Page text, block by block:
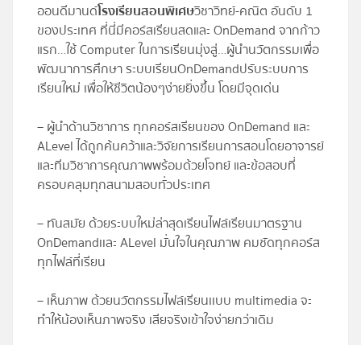
ลงทะเบียน
เข้าสู่ระบบ
ออนดีมานด์โรงเรียนสอนพิเศษวิชาวิทย์-คณิต อันดับ 1
ของประเทศ ที่นี่มีคอร์สเรียนสดและ OnDemand จากก้าว
แรก…ใช้ Computer ในการเรียนมุ่งสู่…ผู้นำนวัตกรรมเพื่อ
พัฒนาการศึกษา ระบบเรียน OnDemand ปรับระบบการ
เรียนใหม่ เพื่อให้ชีวิตน้องๆง่ายยิ่งขึ้น โดยมีจุดเด่น
– ผู้นำด้านวิชาการ ทุกคอร์สเรียนของ OnDemand และ
ALevel ได้ถูกค้นคว้าและวิจัยการเรียนการสอนโดยอาจารย์
และทีมวิชาการคุณภาพพร้อมด้วยโจทย์ และข้อสอบที่
ครอบคลุมทุกสนามสอบทั่วประเทศ
– ทันสมัย ด้วยระบบใหม่ล่าสุดเรียนไฟล์เรียนมาตรฐาน
OnDemandเเละ ALevel มั่นใจในคุณภาพ คมชัดทุกคอร์ส
ทุกไฟล์ที่เรียน
– เห็นภาพ ด้วยนวัตกรรมไฟล์เรียนเเบบ multimedia จะ
ทำให้น้องเห็นภาพจริง เสียจริงเข้าใจง่ายกว่าเดิม